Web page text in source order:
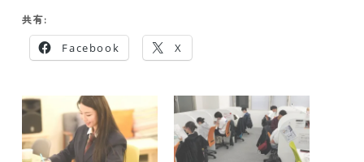
共有:
Facebook X